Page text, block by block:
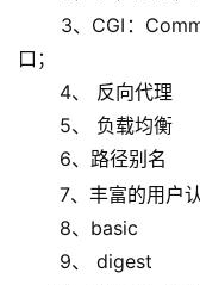
3、CGI：
口；
4、 反向代理
5、 负载均衡
6、路径别名
7、丰富的用户认
8、basic
9、 digest